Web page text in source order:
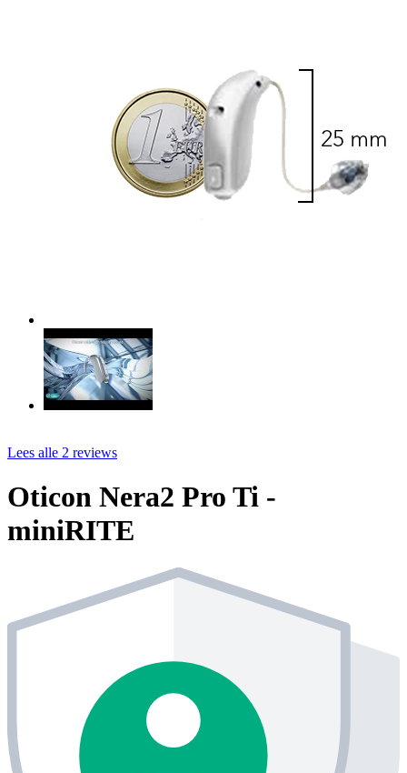
Lees alle 2 reviews
Oticon Nera2 Pro Ti -
miniRITE